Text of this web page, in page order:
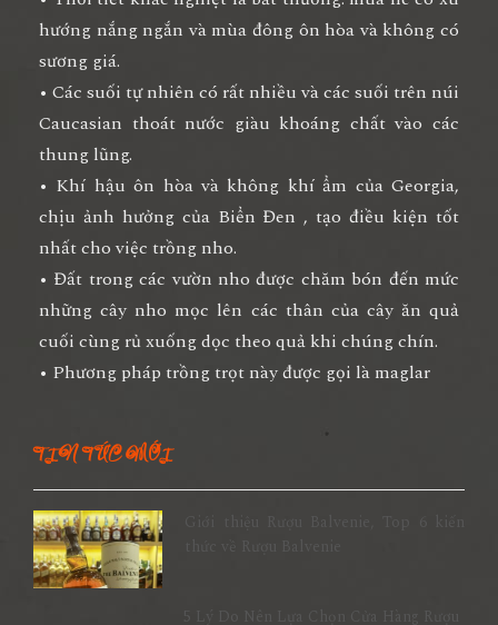
hướng nắng ngắn và mùa đông ôn hòa và không có
sương giá.
• Các suối tự nhiên có rất nhiều và các suối trên núi
Caucasian thoát nước giàu khoáng chất vào các
thung lũng.
• Khí hậu ôn hòa và không khí ẩm của Georgia,
chịu ảnh hưởng của Biển Đen , tạo điều kiện tốt
nhất cho việc trồng nho.
• Đất trong các vườn nho được chăm bón đến mức
những cây nho mọc lên các thân của cây ăn quả
cuối cùng rủ xuống dọc theo quả khi chúng chín.
• Phương pháp trồng trọt này được gọi là maglar
TIN TỨC MỚI